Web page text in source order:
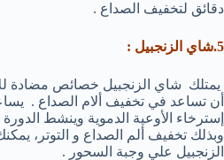
دقائق لتخفيف الصداع .
5.شاي الزنجبيل :
يمتلك شاي الزنجبيل خصائص مضادة
أن تساعد في تخفيف ألام الصداع .
إسترخاء الأوعية الدموية وينشط
وبذلك تخفيف ألم الصداع و التوتر،
الزنجبيل علي وجبة السحور .